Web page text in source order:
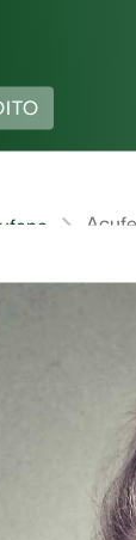
costante
sente
spesso di